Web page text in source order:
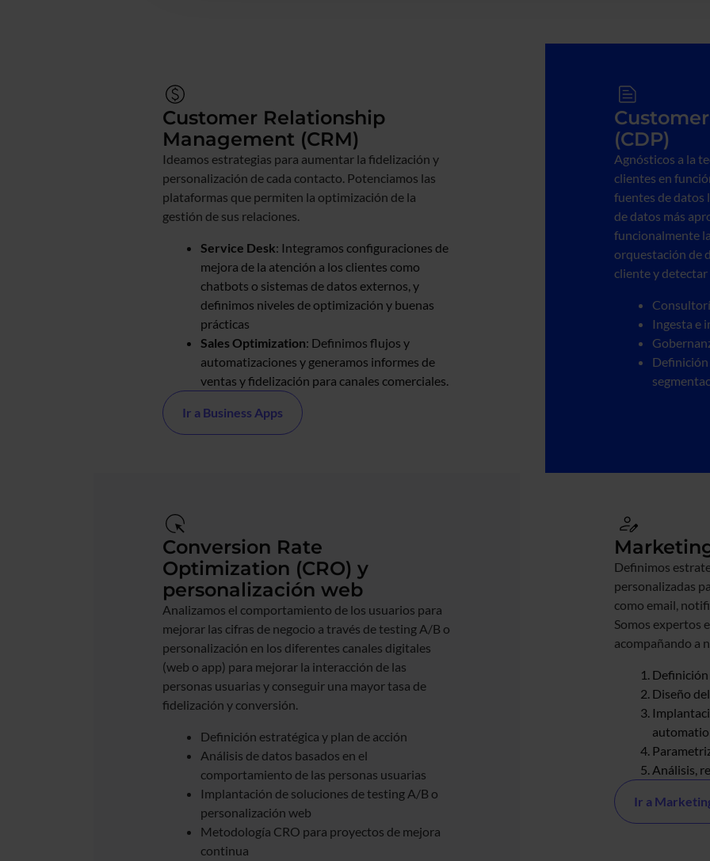
Customer Relationship
Management (CRM)
Ideamos estrategias para aumentar la fidelización y
personalización de cada contacto. Potenciamos las
plataformas que permiten la optimización de la
gestión de sus relaciones.
Service Desk: Integramos configuraciones de
mejora de la atención a los clientes como
chatbots o sistemas de datos externos, y
definimos niveles de optimización y buenas
prácticas
Sales Optimization: Definimos flujos y
automatizaciones y generamos informes de
ventas y fidelización para canales comerciales.
Ir a Business Apps
(CDP)
Agnósticos a la
clientes en
fuentes de datos
de datos más
funcionalmente
orquestación de
cliente y detectar
Ingesta e
Definición
Conversion Rate
Optimization (CRO) y
personalización web
Analizamos el comportamiento de los usuarios para
mejorar las cifras de negocio a través de testing A/B o
personalización en los diferentes canales digitales
(web o app) para mejorar la interacción de las
personas usuarias y conseguir una mayor tasa de
fidelización y conversión.
Definición estratégica y plan de acción
Análisis de datos basados en el
comportamiento de las personas usuarias
Implantación de soluciones de testing A/B o
personalización web
Metodología CRO para proyectos de mejora
continua
Definimos
personalizadas
como email,
Somos expertos
acompañando a
Definición
Diseño
Análisis,
Ir a